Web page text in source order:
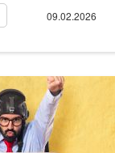
09.02.2026